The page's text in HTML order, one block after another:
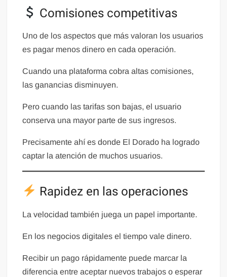
Comisiones competitivas
Uno de los aspectos que más valoran los usuarios
es pagar menos dinero en cada operación.
Cuando una plataforma cobra altas comisiones,
las ganancias disminuyen.
Pero cuando las tarifas son bajas, el usuario
conserva una mayor parte de sus ingresos.
Precisamente ahí es donde El Dorado ha logrado
captar la atención de muchos usuarios.
Rapidez en las operaciones
La velocidad también juega un papel importante.
En los negocios digitales el tiempo vale dinero.
Recibir un pago rápidamente puede marcar la
diferencia entre aceptar nuevos trabajos o esperar